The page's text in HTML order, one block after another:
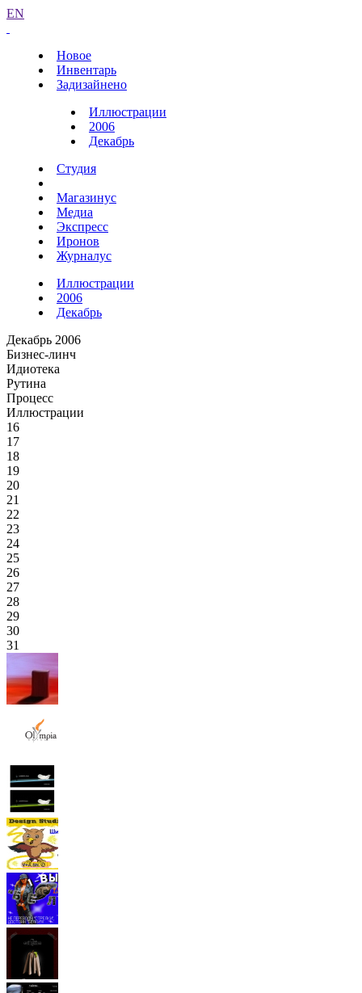
EN
Новое
Инвентарь
Задизайнено
Иллюстрации
2006
Декабрь
Студия
Магазинус
Медиа
Экспресс
Иронов
Журналус
Иллюстрации
2006
Декабрь
Декабрь 2006
Бизнес-линч
Идиотека
Рутина
Процесс
Иллюстрации
16
17
18
19
20
21
22
23
24
25
26
27
28
29
30
31